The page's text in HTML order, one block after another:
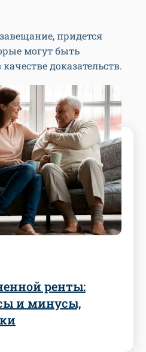
придется
могут быть
доказательств.
ренты:
и минусы,